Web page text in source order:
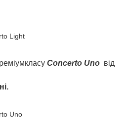
Concerto Uno від